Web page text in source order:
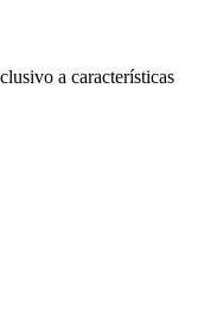
a características